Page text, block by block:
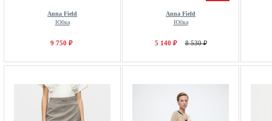
Anna Field
Юбка
9 750 ₽
Anna Field
Юбка
5 140 ₽ 8 530 ₽